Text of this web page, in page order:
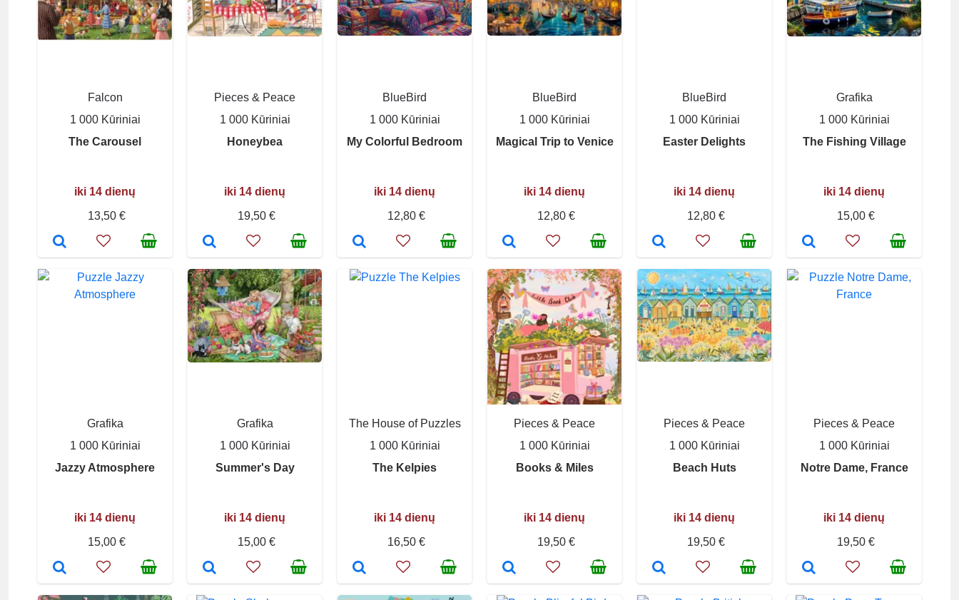
Falcon
1 000 Kūriniai
The Carousel
iki 14 dienų
13,50 €
Pieces & Peace
1 000 Kūriniai
Honeybea
iki 14 dienų
19,50 €
BlueBird
1 000 Kūriniai
My Colorful Bedroom
iki 14 dienų
12,80 €
BlueBird
1 000 Kūriniai
Magical Trip to Venice
iki 14 dienų
12,80 €
BlueBird
1 000 Kūriniai
Easter Delights
iki 14 dienų
12,80 €
Grafika
1 000 Kūriniai
The Fishing Village
iki 14 dienų
15,00 €
Grafika
1 000 Kūriniai
Jazzy Atmosphere
iki 14 dienų
15,00 €
Grafika
1 000 Kūriniai
Summer's Day
iki 14 dienų
15,00 €
The House of Puzzles
1 000 Kūriniai
The Kelpies
iki 14 dienų
16,50 €
Pieces & Peace
1 000 Kūriniai
Books & Miles
iki 14 dienų
19,50 €
Pieces & Peace
1 000 Kūriniai
Beach Huts
iki 14 dienų
19,50 €
Pieces & Peace
1 000 Kūriniai
Notre Dame, France
iki 14 dienų
19,50 €